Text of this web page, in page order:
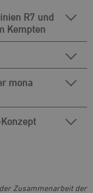
R7 und
Kempten
mona
Zusammenarbeit der